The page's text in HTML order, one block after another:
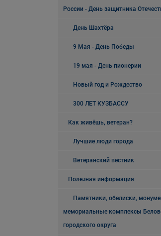
России - День защитника
День Шахтёра
9 Мая - День Победы
19 мая - День пионерии
Новый год и Рождество
300 ЛЕТ КУЗБАССУ
Как живёшь, ветеран?
Лучшие люди города
Ветеранский вестник
Полезная информация
Памятники, обелиски,
мемориальные комплексы
городского округа